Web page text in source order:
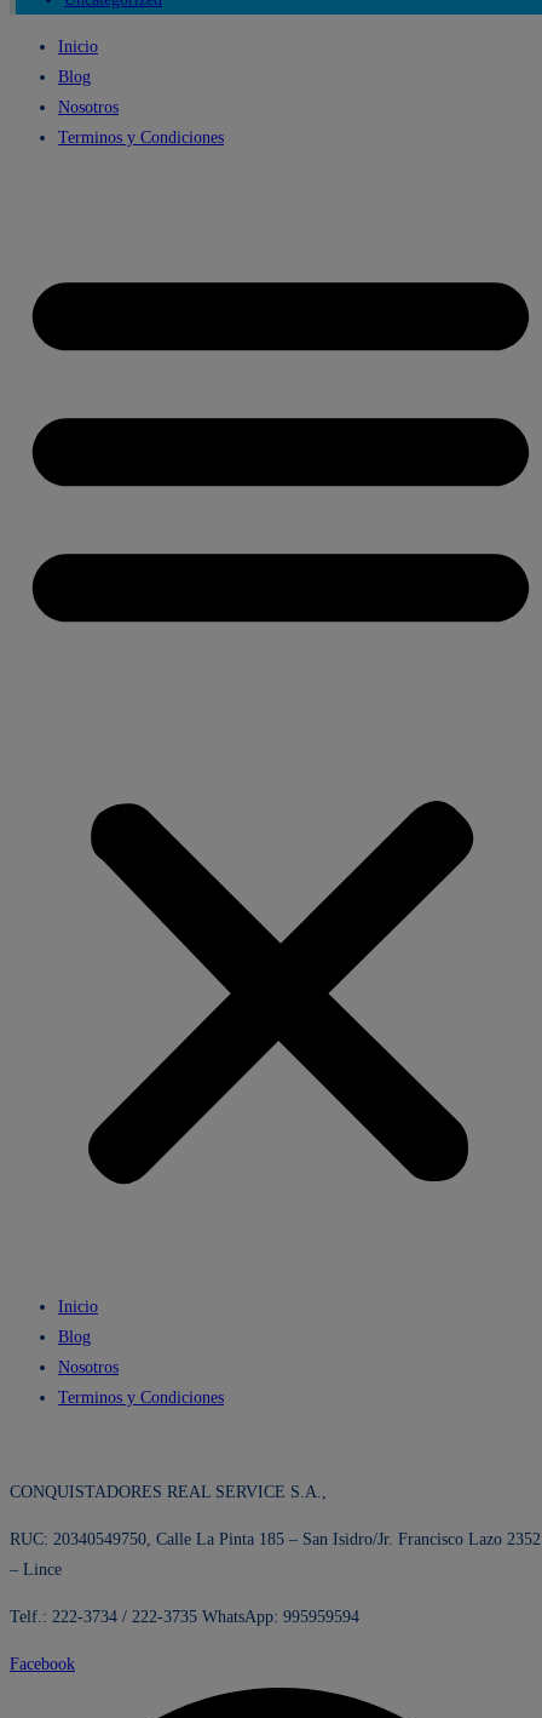
Inicio
Blog
Nosotros
Terminos y Condiciones
Inicio
Blog
Nosotros
Terminos y Condiciones
CONQUISTADORES REAL SERVICE S.A.,
RUC: 20340549750, Calle La Pinta 185 – San Isidro/Jr. Francisco Lazo 2352
– Lince
Telf.: 222-3734 / 222-3735 WhatsApp: 995959594
Facebook